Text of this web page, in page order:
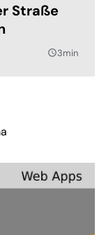
Straße
query_builder3min